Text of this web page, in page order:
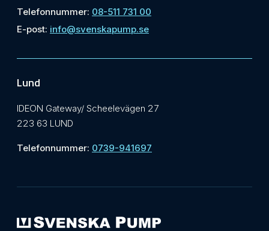
Telefonnummer: 08-511 731 00
E-post: info@svenskapump.se
Lund
IDEON Gateway/ Scheelevägen 27
223 63 LUND
Telefonnummer: 0739-941697